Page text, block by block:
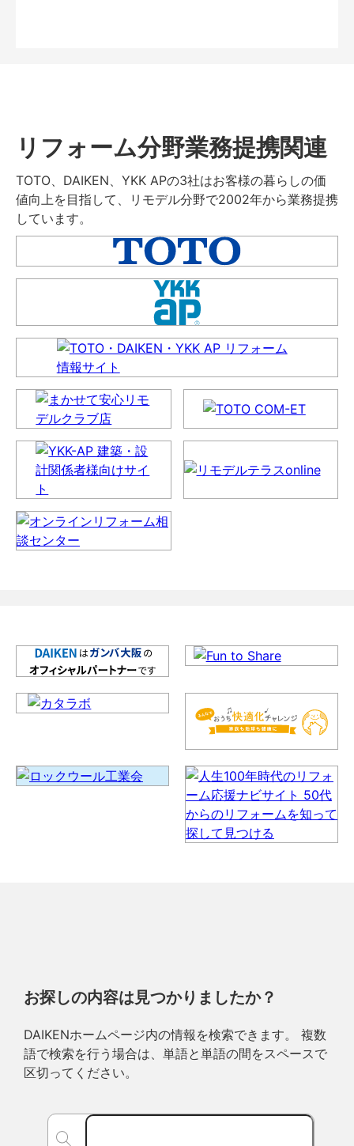
リフォーム分野業務提携関連
TOTO、DAIKEN、YKK APの3社はお客様の暮らしの価
値向上を目指して、リモデル分野で2002年から業務提携
しています。
お探しの内容は見つかりましたか？
DAIKENホームページ内の情報を検索できます。 複数
語で検索を行う場合は、単語と単語の間をスペースで
区切ってください。